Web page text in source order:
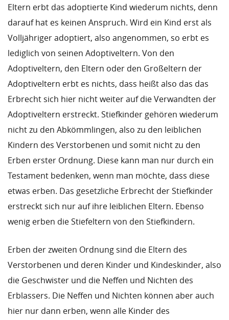
Eltern erbt das adoptierte Kind wiederum nichts, denn
darauf hat es keinen Anspruch. Wird ein Kind erst als
Volljähriger adoptiert, also angenommen, so erbt es
lediglich von seinen Adoptiveltern. Von den
Adoptiveltern, den Eltern oder den Großeltern der
Adoptiveltern erbt es nichts, dass heißt also das das
Erbrecht sich hier nicht weiter auf die Verwandten der
Adoptiveltern erstreckt. Stiefkinder gehören wiederum
nicht zu den Abkömmlingen, also zu den leiblichen
Kindern des Verstorbenen und somit nicht zu den
Erben erster Ordnung. Diese kann man nur durch ein
Testament bedenken, wenn man möchte, dass diese
etwas erben. Das gesetzliche Erbrecht der Stiefkinder
erstreckt sich nur auf ihre leiblichen Eltern. Ebenso
wenig erben die Stiefeltern von den Stiefkindern.
Erben der zweiten Ordnung sind die Eltern des
Verstorbenen und deren Kinder und Kindeskinder, also
die Geschwister und die Neffen und Nichten des
Erblassers. Die Neffen und Nichten können aber auch
hier nur dann erben, wenn alle Kinder des